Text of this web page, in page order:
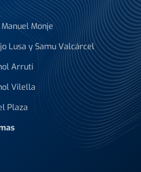
Monje
Lusa y Samu Valcárcel
Arruti
Vilella
Plaza